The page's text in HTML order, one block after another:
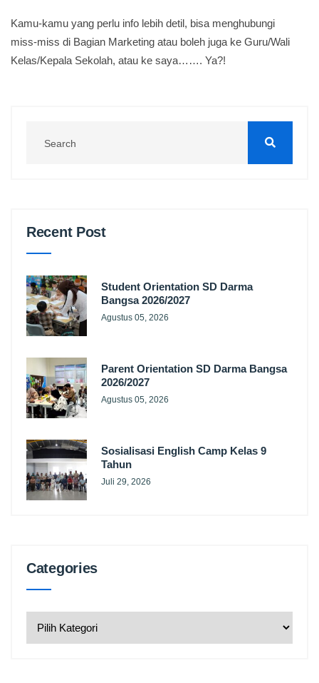
Kamu-kamu yang perlu info lebih detil, bisa menghubungi
miss-miss di Bagian Marketing atau boleh juga ke Guru/Wali
Kelas/Kepala Sekolah, atau ke saya……. Ya?!
Recent Post
Student Orientation SD Darma
Bangsa 2026/2027
Agustus 05, 2026
Parent Orientation SD Darma Bangsa
2026/2027
Agustus 05, 2026
Sosialisasi English Camp Kelas 9
Tahun
Juli 29, 2026
Categories